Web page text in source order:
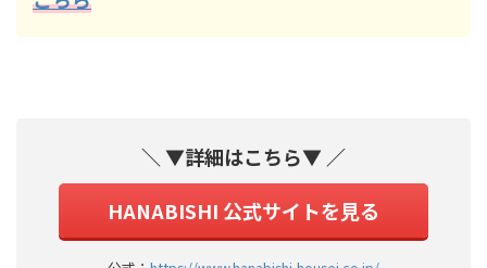
＼ ▼詳細はこちら▼ ／
HANABISHI 公式サイトを見る